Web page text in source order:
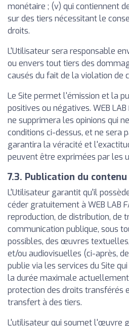
monétaire ; (v) qui contiennent
sur des tiers nécessitant le
droits.
L'Utilisateur sera responsable
ou envers tout tiers des
causés du fait de la violation de
Le Site permet l'émission et la
positives ou négatives. WEB LAB
ne supprimera les opinions qui
conditions ci-dessus, et ne sera
garantira la véracité et
peuvent être exprimées par les
7.3. Publication du
L'Utilisateur garantit qu'il
céder gratuitement à WEB LAB
reproduction, de distribution, de
communication publique, sous
possibles, des œuvres
et/ou audiovisuelles (ci-après,
publie via les services du Site
la durée maximale
protection des droits transférés
transfert à des tiers.
L'utilisateur qui soumet l'œuvre